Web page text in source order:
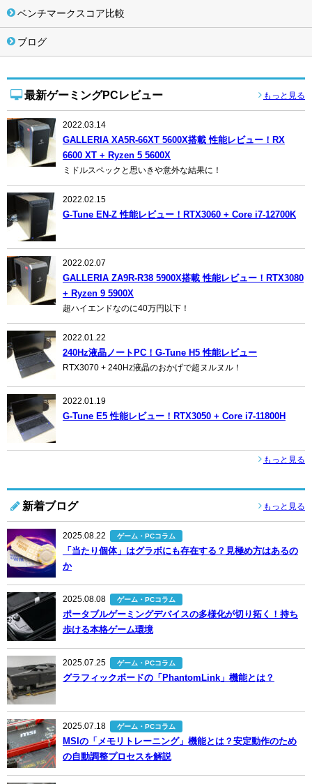
ベンチマークスコア比較
ブログ
最新ゲーミングPCレビュー もっと見る
2022.03.14
GALLERIA XA5R-66XT 5600X搭載 性能レビュー！RX
6600 XT + Ryzen 5 5600X
ミドルスペックと思いきや意外な結果に！
2022.02.15
G-Tune EN-Z 性能レビュー！RTX3060 + Core i7-12700K
2022.02.07
GALLERIA ZA9R-R38 5900X搭載 性能レビュー！RTX3080
+ Ryzen 9 5900X
超ハイエンドなのに40万円以下！
2022.01.22
240Hz液晶ノートPC！G-Tune H5 性能レビュー
RTX3070 + 240Hz液晶のおかげで超ヌルヌル！
2022.01.19
G-Tune E5 性能レビュー！RTX3050 + Core i7-11800H
もっと見る
新着ブログ もっと見る
2025.08.22 ゲーム・PCコラム
「当たり個体」はグラボにも存在する？見極め方はあるの
か
2025.08.08 ゲーム・PCコラム
ポータブルゲーミングデバイスの多様化が切り拓く！持ち
歩ける本格ゲーム環境
2025.07.25 ゲーム・PCコラム
グラフィックボードの「PhantomLink」機能とは？
2025.07.18 ゲーム・PCコラム
MSIの「メモリトレーニング」機能とは？安定動作のため
の自動調整プロセスを解説